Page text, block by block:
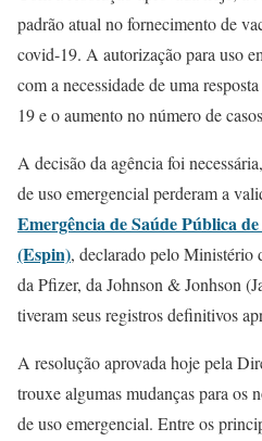
padrão atual no fornecimento de
covid-19. A autorização para uso
com a necessidade de uma
19 e o aumento no número de
A decisão da agência foi
de uso emergencial perderam a
Emergência de Saúde Pública
(Espin), declarado pelo Ministério
da Pfizer, da Johnson & Jonhson
tiveram seus registros definitivos
A resolução aprovada hoje pela
trouxe algumas mudanças para os
de uso emergencial. Entre os